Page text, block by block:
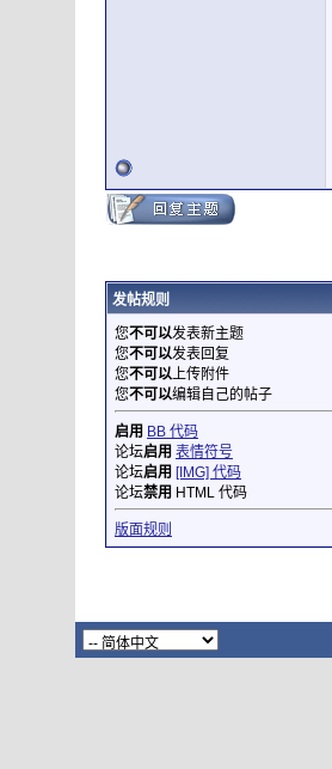
发帖规则
您不可以发表新主题
您不可以发表回复
您不可以上传附件
您不可以编辑自己的帖子
启用 BB 代码
论坛启用 表情符号
论坛启用 [IMG] 代码
论坛禁用 HTML 代码
版面规则